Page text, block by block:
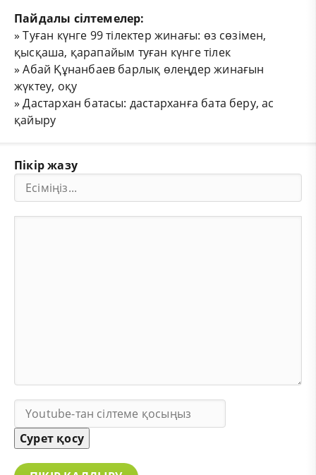
Пайдалы сілтемелер:
»Туған күнге 99 тілектер жинағы: өз сөзімен,
қысқаша, қарапайым туған күнге тілек
»Абай Құнанбаев барлық өлеңдер жинағын
жүктеу, оқу
»Дастархан батасы: дастарханға бата беру, ас
қайыру
Пікір жазу
Сурет қосу